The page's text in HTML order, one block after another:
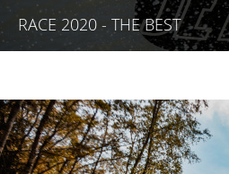
RACE 2020 - THE BEST